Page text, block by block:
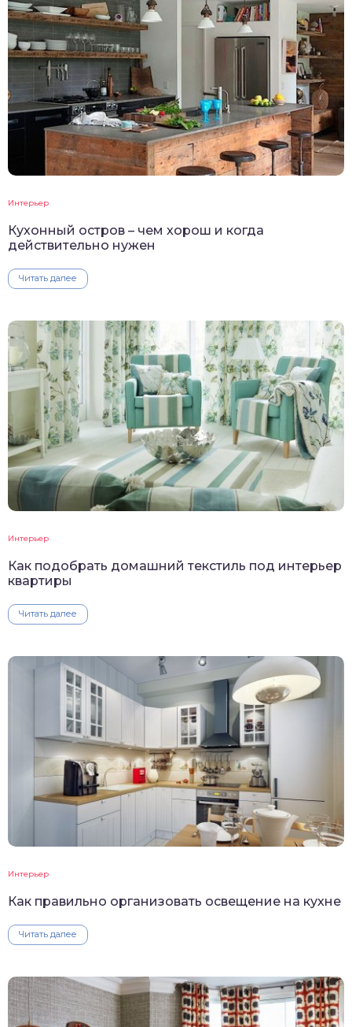
Интерьер
Кухонный остров – чем хорош и когда
действительно нужен
Читать далее
Интерьер
Как подобрать домашний текстиль под интерьер
квартиры
Читать далее
Интерьер
Как правильно организовать освещение на кухне
Читать далее